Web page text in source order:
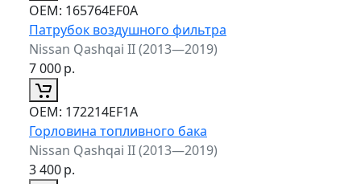
ОЕМ: 165764EF0A
Патрубок воздушного фильтра
Nissan Qashqai II (2013—2019)
7 000р.
ОЕМ: 172214EF1A
Горловина топливного бака
Nissan Qashqai II (2013—2019)
3 400р.